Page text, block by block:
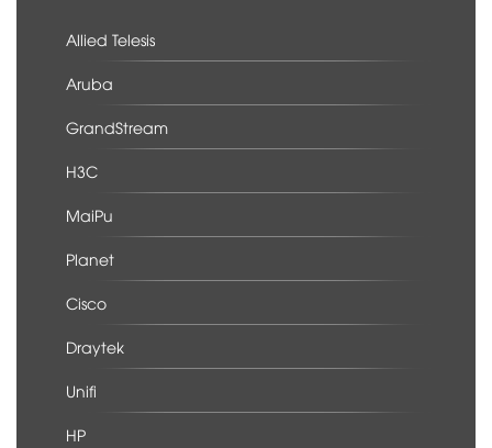
Allied Telesis
Aruba
GrandStream
H3C
MaiPu
Planet
Cisco
Draytek
Unifi
HP